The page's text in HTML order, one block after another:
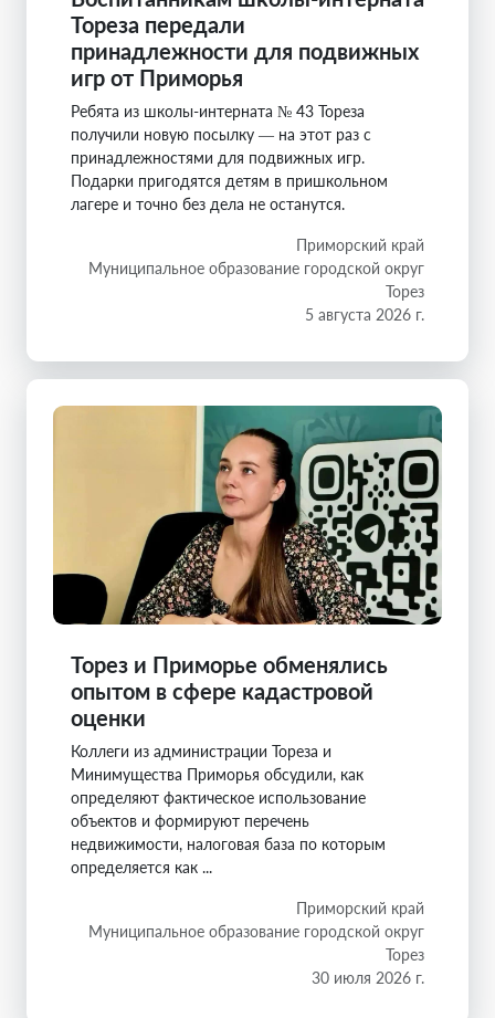
Тореза передали
принадлежности для подвижных
игр от Приморья
Ребята из школы-интерната № 43 Тореза
получили новую посылку — на этот раз с
принадлежностями для подвижных игр.
Подарки пригодятся детям в пришкольном
лагере и точно без дела не останутся.
Приморский край
Муниципальное образование городской округ
Торез
5 августа 2026 г.
Торез и Приморье обменялись
опытом в сфере кадастровой
оценки
Коллеги из администрации Тореза и
Минимущества Приморья обсудили, как
определяют фактическое использование
объектов и формируют перечень
недвижимости, налоговая база по которым
определяется как ...
Приморский край
Муниципальное образование городской округ
Торез
30 июля 2026 г.